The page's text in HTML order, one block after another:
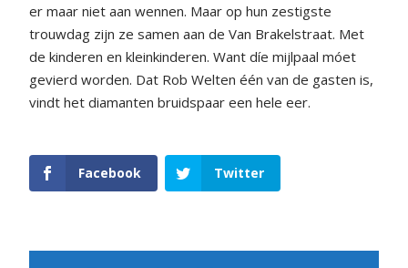
er maar niet aan wennen. Maar op hun zestigste
trouwdag zijn ze samen aan de Van Brakelstraat. Met
de kinderen en kleinkinderen. Want díe mijlpaal móet
gevierd worden. Dat Rob Welten één van de gasten is,
vindt het diamanten bruidspaar een hele eer.
Facebook Twitter